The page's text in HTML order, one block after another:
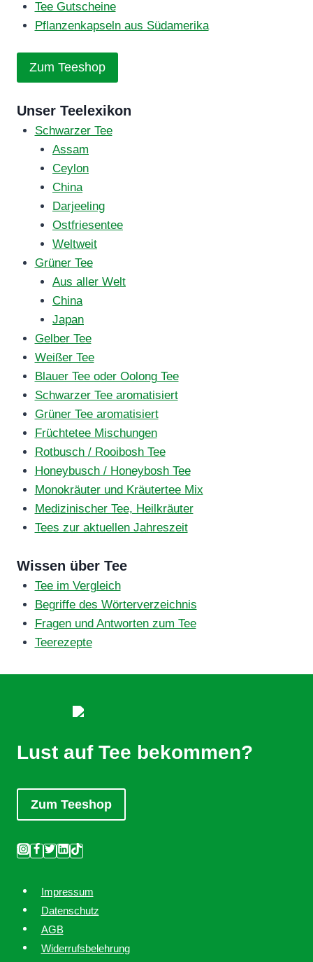
Tee Gutscheine
Pflanzenkapseln aus Südamerika
Zum Teeshop
Unser Teelexikon
Schwarzer Tee
Assam
Ceylon
China
Darjeeling
Ostfriesentee
Weltweit
Grüner Tee
Aus aller Welt
China
Japan
Gelber Tee
Weißer Tee
Blauer Tee oder Oolong Tee
Schwarzer Tee aromatisiert
Grüner Tee aromatisiert
Früchtetee Mischungen
Rotbusch / Rooibosh Tee
Honeybusch / Honeybosh Tee
Monokräuter und Kräutertee Mix
Medizinischer Tee, Heilkräuter
Tees zur aktuellen Jahreszeit
Wissen über Tee
Tee im Vergleich
Begriffe des Wörterverzeichnis
Fragen und Antworten zum Tee
Teerezepte
Lust auf Tee bekommen?
Zum Teeshop
Impressum
Datenschutz
AGB
Widerrufsbelehrung